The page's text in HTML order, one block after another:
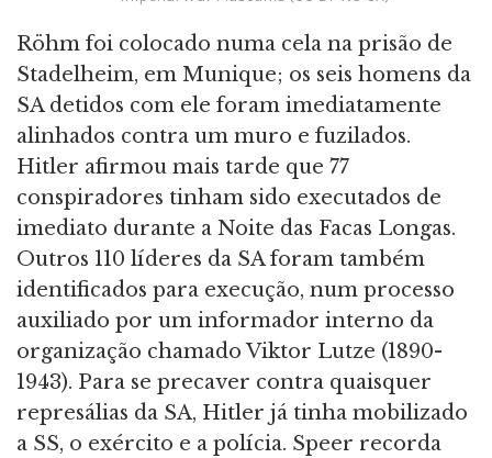
Röhm foi colocado numa cela na prisão de
Stadelheim, em Munique; os seis homens da
SA detidos com ele foram imediatamente
alinhados contra um muro e fuzilados.
Hitler afirmou mais tarde que 77
conspiradores tinham sido executados de
imediato durante a Noite das Facas Longas.
Outros 110 líderes da SA foram também
identificados para execução, num processo
auxiliado por um informador interno da
organização chamado Viktor Lutze (1890-
1943). Para se precaver contra quaisquer
represálias da SA, Hitler já tinha mobilizado
a SS, o exército e a polícia. Speer recorda